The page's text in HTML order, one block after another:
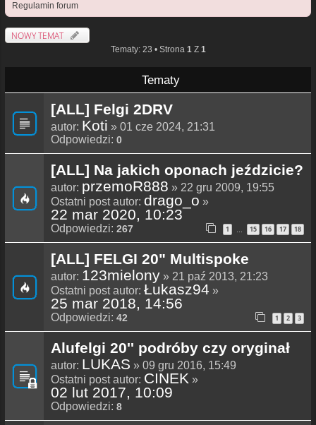
Regulamin forum
NOWY TEMAT
Tematy: 23 • Strona 1Z 1
Tematy
[ALL] Felgi 2DRV
autor: Koti » 01 cze 2024, 21:31
Odpowiedzi: 0
[ALL] Na jakich oponach jeździcie?
autor: przemoR888 » 22 gru 2009, 19:55
Ostatni post autor: drago_o »
22 mar 2020, 10:23
Odpowiedzi: 267 1 … 15 16 17 18
[ALL] FELGI 20" Multispoke
autor: 123mielony » 21 paź 2013, 21:23
Ostatni post autor: Łukasz94 »
25 mar 2018, 14:56
Odpowiedzi: 42 1 2 3
Alufelgi 20'' podróby czy oryginał
autor: LUKAS » 09 gru 2016, 15:49
Ostatni post autor: CINEK »
02 lut 2017, 10:09
Odpowiedzi: 8